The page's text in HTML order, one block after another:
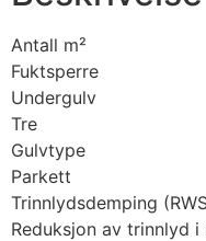
Antall
Tre
Parkett
Reduksjon av